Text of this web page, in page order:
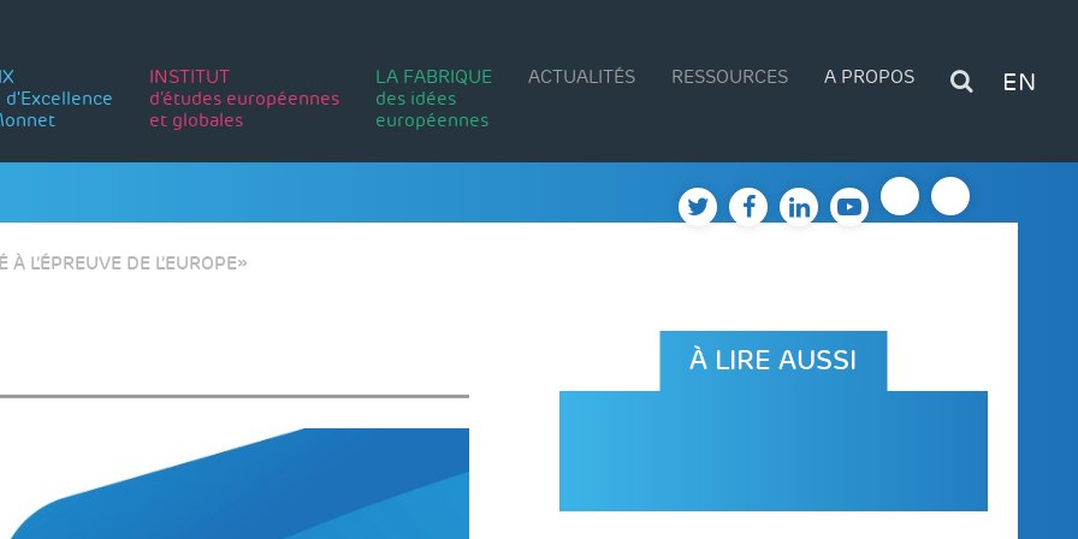
EN
d'Excellence
INSTITUT
d’études européennes
et globales
LA FABRIQUE
des idées
européennes
ACTUALITÉS RESSOURCES A PROPOS
L’ÉPREUVE DE L’EUROPE»
À LIRE AUSSI